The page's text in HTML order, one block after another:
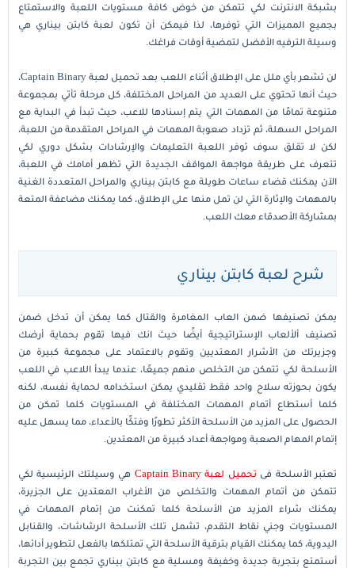
بشبكة الانترنت لكي تتمكن من خوض كافة مستويات اللعبة والاستمتاع
بجميع المميزات التي توفرها، لذا فيمكن أن تكون لعبة كابتن بيناري هي
وسيلة الترفيه الأفضل لتمضية أوقات فراغك.
لن تشعر بأي ملل على الإطلاق أثناء اللعب بعد تحميل لعبة Captain Binary،
حيث أنها تحتوي على العديد من المراحل المختلفة، كل مرحلة تأتي بمجموعة
متنوعة تمامًا من المهمات التي يتم إسنادها للاعب، حيث تبدأ في البداية مع
المراحل السهلة، ثم تزداد صعوبة المهمات في المراحل المتقدمة من اللعبة،
لكن لا تقلق سوف توفر اللعبة التعليمات والإرشادات بشكل دوري لكي
تتعرف على طريقة مواجهة المواقف الجديدة التي تظهر أمامك في اللعبة،
الآن يمكنك قضاء ساعات طويلة مع كابتن بيناري والمراحل المتعددة الغنية
بالمهمات والإثارة التي لن تمل منها على الإطلاق، كما يمكنك مضاعفة المتعة
بمشاركة الأصدقاء معك اللعب.
شرح لعبة كابتن بيناري
يمكن تصنيفها ضمن العاب المغامرة والقتال كما يمكن أن تدخل ضمن
تصنيف ألألعاب الإستراتيجية أيضًا حيث انك فيها تقوم بحماية أرضك
وجزيرتك من الأشرار المعتديين وتقوم بالاعتماد على مجموعة كبيرة من
الأسلحة لكي تتمكن من التخلص منهم جميعًا، عندما يبدأ اللاعب في اللعب
يكون بحوزته سلاح واحد فقط تقليدي يمكن استخدامه لحماية نفسه، لكنه
كلما أستطاع أتمام المهمات المختلفة في المستويات كلما تمكن من
الحصول على المزيد من الأسلحة الأكثر تطورًا وفتكًا بالأعداء، مما يسهل عليه
إتمام المهام الصعبة ومواجهة أعداد كبيرة من المعتدين.
تعتبر الأسلحة فى تحميل لعبة Captain Binary
هي وسيلتك الرئيسية لكي
تتمكن من أتمام المهمات والتخلص من الأغراب المعتدين على الجزيرة،
يمكنك شراء المزيد من الأسلحة كلما تمكنت من إتمام المهمات في
المستويات وجني نقاط التقدم، تشمل تلك الأسلحة الرشاشات، والقنابل
اليدوية، كما يمكنك القيام بترقية الأسلحة التي تمتلكها بالفعل لتطوير أدائها،
أستمتع بتجربة جديدة وخفيفة ومسلية مع كابتن بيناري تجمع بين التجربة